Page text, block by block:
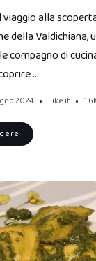
viaggio alla
della
compagno di
…
2024 Like it